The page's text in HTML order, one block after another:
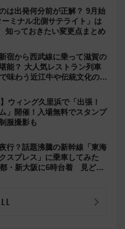
は出発何分前が正解？ 9月始
ミナル北側サテライト」は
知っておきたい変更点まとめ
宿から西武線に乗って滋賀の
能？ 大人気レストラン列車
味わう近江牛や伝統文化の特
ウィング久里浜で「出張！
」開催！入場無料でスタンプ
服撮影も
行？話題沸騰の新幹線「東海
スプレス」に乗車してみた
・新大阪に6時台着 見どこ